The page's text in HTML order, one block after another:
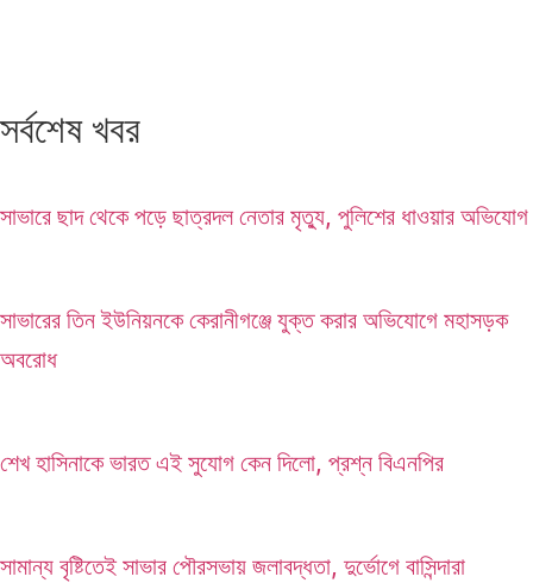
সর্বশেষ খবর
সাভারে ছাদ থেকে পড়ে ছাত্রদল নেতার মৃত্যু, পুলিশের ধাওয়ার অভিযোগ
সাভারের তিন ইউনিয়নকে কেরানীগঞ্জে যুক্ত করার অভিযোগে মহাসড়ক
অবরোধ
শেখ হাসিনাকে ভারত এই সুযোগ কেন দিলো, প্রশ্ন বিএনপির
সামান্য বৃষ্টিতেই সাভার পৌরসভায় জলাবদ্ধতা, দুর্ভোগে বাসিন্দারা